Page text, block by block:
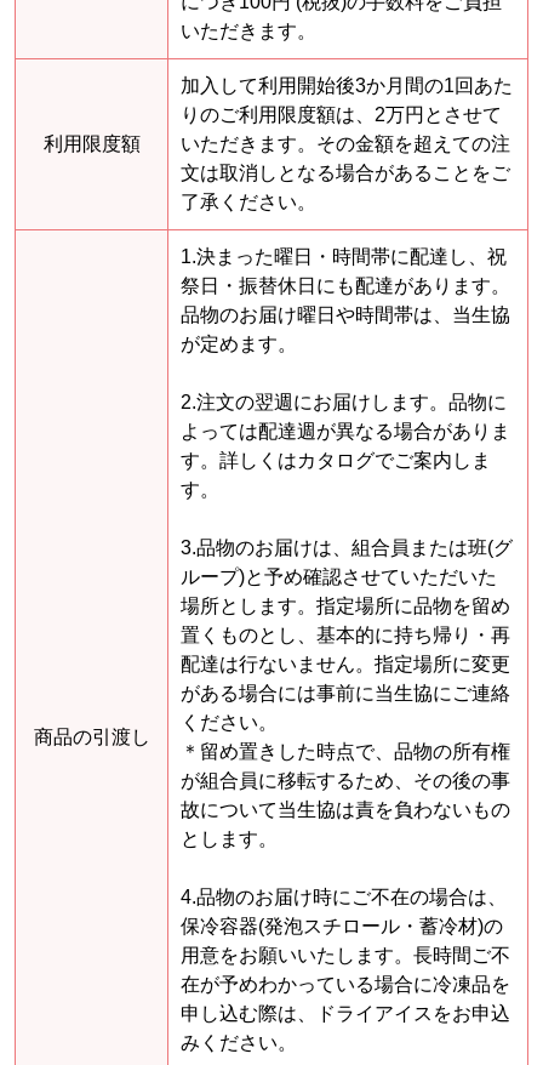
いただきます。
利用限度額
加入して利用開始後3か月間の1回あた
りのご利用限度額は、2万円とさせて
いただきます。その金額を超えての注
文は取消しとなる場合があることをご
了承ください。
商品の引渡し
1.決まった曜日・時間帯に配達し、祝
祭日・振替休日にも配達があります。
品物のお届け曜日や時間帯は、当生協
が定めます。
2.注文の翌週にお届けします。品物に
よっては配達週が異なる場合がありま
す。詳しくはカタログでご案内しま
す。
3.品物のお届けは、組合員または班(グ
ループ)と予め確認させていただいた
場所とします。指定場所に品物を留め
置くものとし、基本的に持ち帰り・再
配達は行ないません。指定場所に変更
がある場合には事前に当生協にご連絡
ください。
＊留め置きした時点で、品物の所有権
が組合員に移転するため、その後の事
故について当生協は責を負わないもの
とします。
4.品物のお届け時にご不在の場合は、
保冷容器(発泡スチロール・蓄冷材)の
用意をお願いいたします。長時間ご不
在が予めわかっている場合に冷凍品を
申し込む際は、ドライアイスをお申込
みください。